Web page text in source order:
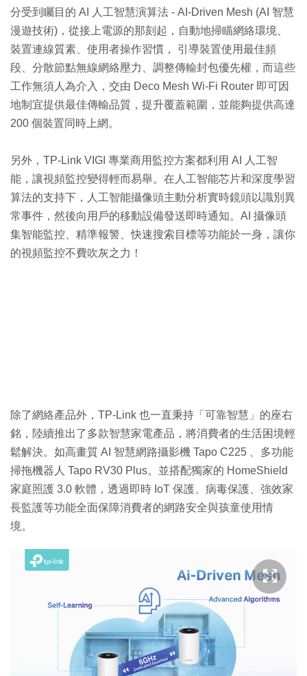
分受到矚目的 AI 人工智慧演算法 - AI-Driven Mesh (AI 智慧
漫遊技術)，從接上電源的那刻起，自動地掃瞄網絡環境、
裝置連線質素、使用者操作習慣， 引導裝置使用最佳頻
段、分散節點無線網絡壓力、調整傳輸封包優先權，而這些
工作無須人為介入，交由 Deco Mesh Wi-Fi Router 即可因
地制宜提供最佳傳輸品質，提升覆蓋範圍，並能夠提供高達
200 個裝置同時上網。
另外，TP-Link VIGI 專業商用監控方案都利用 AI 人工智
能，讓視頻監控變得輕而易舉。在人工智能芯片和深度學習
算法的支持下，人工智能攝像頭主動分析實時鏡頭以識別異
常事件，然後向用戶的移動設備發送即時通知。AI 攝像頭
集智能監控、精準報警、快速搜索目標等功能於一身，讓你
的視頻監控不費吹灰之力！
除了網絡產品外，TP-Link 也一直秉持「可靠智慧」的座右
銘，陸續推出了多款智慧家電產品，將消費者的生活困境輕
鬆解決。如高畫質 AI 智慧網路攝影機 Tapo C225 、多功能
掃拖機器人 Tapo RV30 Plus。並搭配獨家的 HomeShield
家庭照護 3.0 軟體，透過即時 IoT 保護、病毒保護、強效家
長監護等功能全面保障消費者的網路安全與孩童使用情
境。